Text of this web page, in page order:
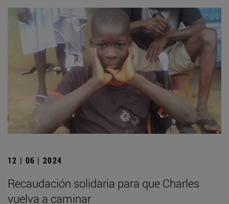
12 | 06 | 2024
Recaudación solidaria para que Charles
vuelva a caminar